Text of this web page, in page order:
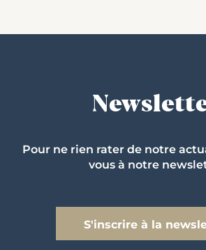
Pour ne rien rater de notre
vous à notre
S'inscrire à la